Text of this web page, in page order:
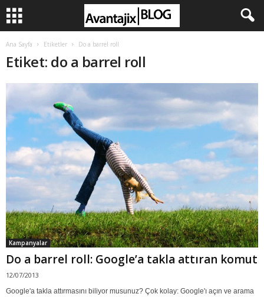
Ana Sayfa Etiketler Do a barrel roll
Etiket: do a barrel roll
Kampanyalar
Do a barrel roll: Google’a takla attıran komut
12/07/2013
Google'a takla attırmasını biliyor musunuz? Çok kolay: Google'ı açın ve arama